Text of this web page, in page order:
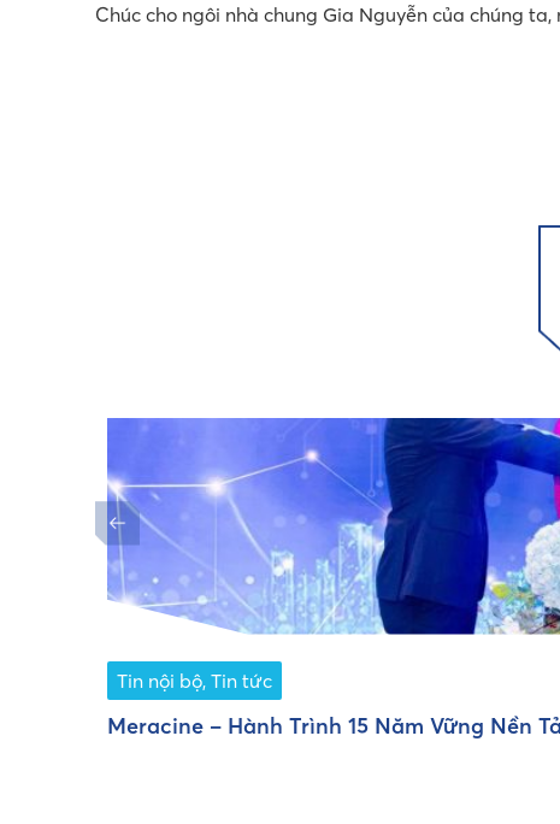
Chúc cho ngôi nhà chung Gia Nguyễn của chúng
Tin nội bộ, Tin tức
Meracine – Hành Trình 15 Năm Vững Nền